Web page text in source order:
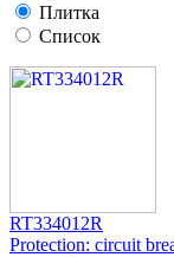
Плитка
Список
RT334012R
Protection: circuit